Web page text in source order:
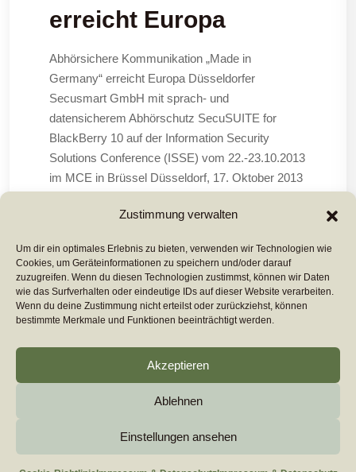
Zustimmung verwalten
Um dir ein optimales Erlebnis zu bieten, verwenden wir Technologien wie
Cookies, um Geräteinformationen zu speichern und/oder darauf
zuzugreifen. Wenn du diesen Technologien zustimmst, können wir Daten
wie das Surfverhalten oder eindeutige IDs auf dieser Website verarbeiten.
Wenn du deine Zustimmung nicht erteilst oder zurückziehst, können
bestimmte Merkmale und Funktionen beeinträchtigt werden.
Akzeptieren
Ablehnen
Einstellungen ansehen
erreicht Europa
Abhörsichere Kommunikation „Made in
Germany“ erreicht Europa Düsseldorfer
Secusmart GmbH mit sprach- und
datensicherem Abhörschutz SecuSUITE for
BlackBerry 10 auf der Information Security
Solutions Conference (ISSE) vom 22.-23.10.2013
im MCE in Brüssel Düsseldorf, 17. Oktober 2013
der mobilen hochsicheren
Mehr Lesen ...
euromarcomAll Rights Reserved by